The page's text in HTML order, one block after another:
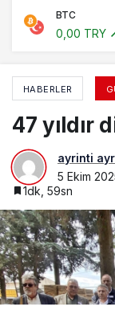
BTC
0,00 TRY
HABERLER
47 yıldır
ayrinti
5 Ekim
1dk, 59sn